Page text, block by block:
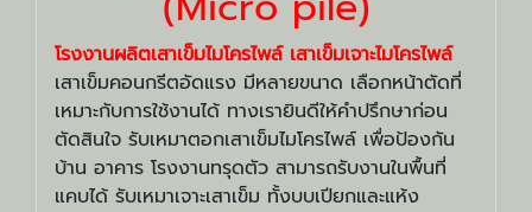
โรงงานผลิตเสาเข็มไมโครไพล์ เสาเข็มเจาะไมโครไพล์
เสาเข็มคอนกรีตอัดแรง มีหลายขนาด เลือกหน้าตัดที่
เหมาะกับการใช้งานได้ ทางเรายินดีให้คำปรึกษาก่อน
ตัดสินใจ รับเหมาตอกเสาเข็มไมโครไพล์ เพื่อป้องกัน
บ้าน อาคาร โรงงานทรุดตัว สามารถรับงานในพื้นที่
แคบได้ รับเหมาเจาะเสาเข็ม ทั้งบบเปียกและแห้ง